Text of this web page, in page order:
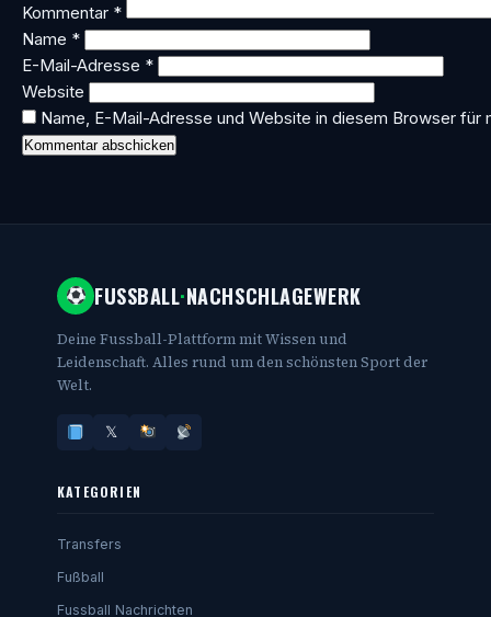
Kommentar *
Name *
E-Mail-Adresse *
Website
Name, E-Mail-Adresse und Website in diesem Browser für
FUSSBALL·NACHSCHLAGEWERK
Deine Fussball-Plattform mit Wissen und
Leidenschaft. Alles rund um den schönsten Sport der
Welt.
𝕏
KATEGORIEN
Transfers
Fußball
Fussball Nachrichten